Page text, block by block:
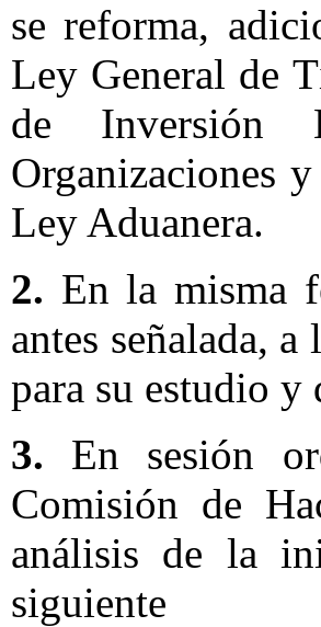
se reforma,
Ley General de
de Inversión
Organizaciones
Ley Aduanera.
2. En la misma
antes señalada,
para su estudio y
3. En sesión
Comisión de
análisis de la
siguiente